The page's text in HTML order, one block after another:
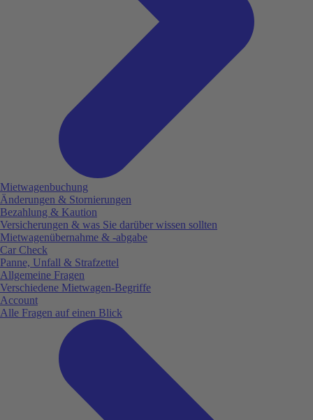
Mietwagenbuchung
Änderungen & Stornierungen
Bezahlung & Kaution
Versicherungen & was Sie darüber wissen sollten
Mietwagenübernahme & -abgabe
Car Check
Panne, Unfall & Strafzettel
Allgemeine Fragen
Verschiedene Mietwagen-Begriffe
Account
Alle Fragen auf einen Blick